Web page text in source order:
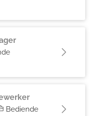
Bediende